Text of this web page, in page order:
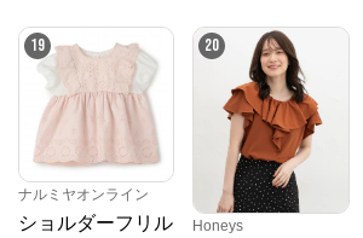
19
ナルミヤオンライン
ショルダーフリル
20
Honeys